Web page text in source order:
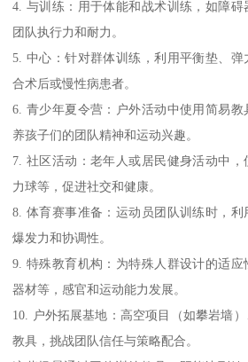
4. 与训练：用于体能和战术训练，如障
团队执行力和耐力。
5. 中心：针对群体训练，利用平衡垫、
合术后或慢性病患者。
6. 青少年夏令营：户外活动中使用简易
养孩子们的团队精神和运动兴趣。
7. 社区活动：老年人或居民健身活动中
力球等，促进社交和健康。
8. 体育赛事准备：运动员团队训练时，
爆发力和协调性。
9. 特殊教育机构：为特殊人群设计的适
器材等，感官和运动能力发展。
10. 户外拓展基地：高空项目（如攀岩墙
教具，挑战团队信任与策略配合。